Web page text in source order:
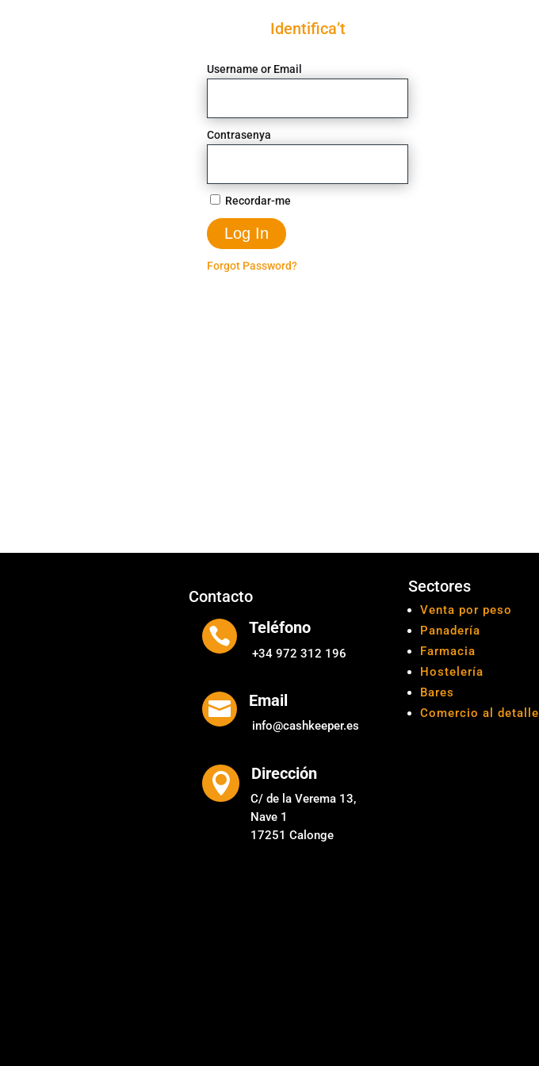
Identifica’t
Username or Email
Contrasenya
Recordar-me
Forgot Password?
Contacto
 Teléfono
+34 972 312 196
 Email
info@cashkeeper.es
 Dirección
C/ de la Verema 13,
Nave 1
17251 Calonge
Sectores
Venta por peso
Panadería
Farmacia
Hostelería
Bares
Comercio al detalle